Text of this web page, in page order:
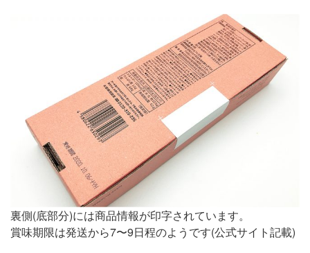
裏側(底部分)には商品情報が印字されています。
賞味期限は発送から7〜9日程のようです(公式サイト記載)